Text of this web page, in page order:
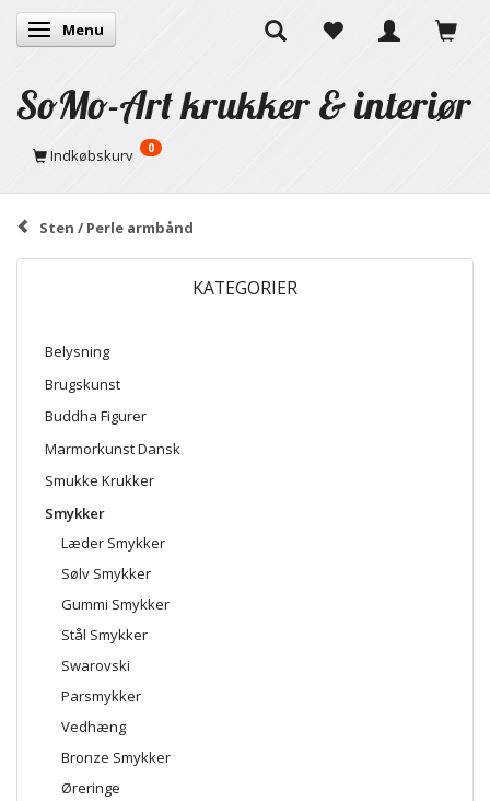
Skifte navigation
Menu
SoMo-Art krukker & interiør
Indkøbskurv 0
Sten / Perle armbånd
KATEGORIER
Belysning
Brugskunst
Buddha Figurer
Marmorkunst Dansk
Smukke Krukker
Smykker
Læder Smykker
Sølv Smykker
Gummi Smykker
Stål Smykker
Swarovski
Parsmykker
Vedhæng
Bronze Smykker
Øreringe